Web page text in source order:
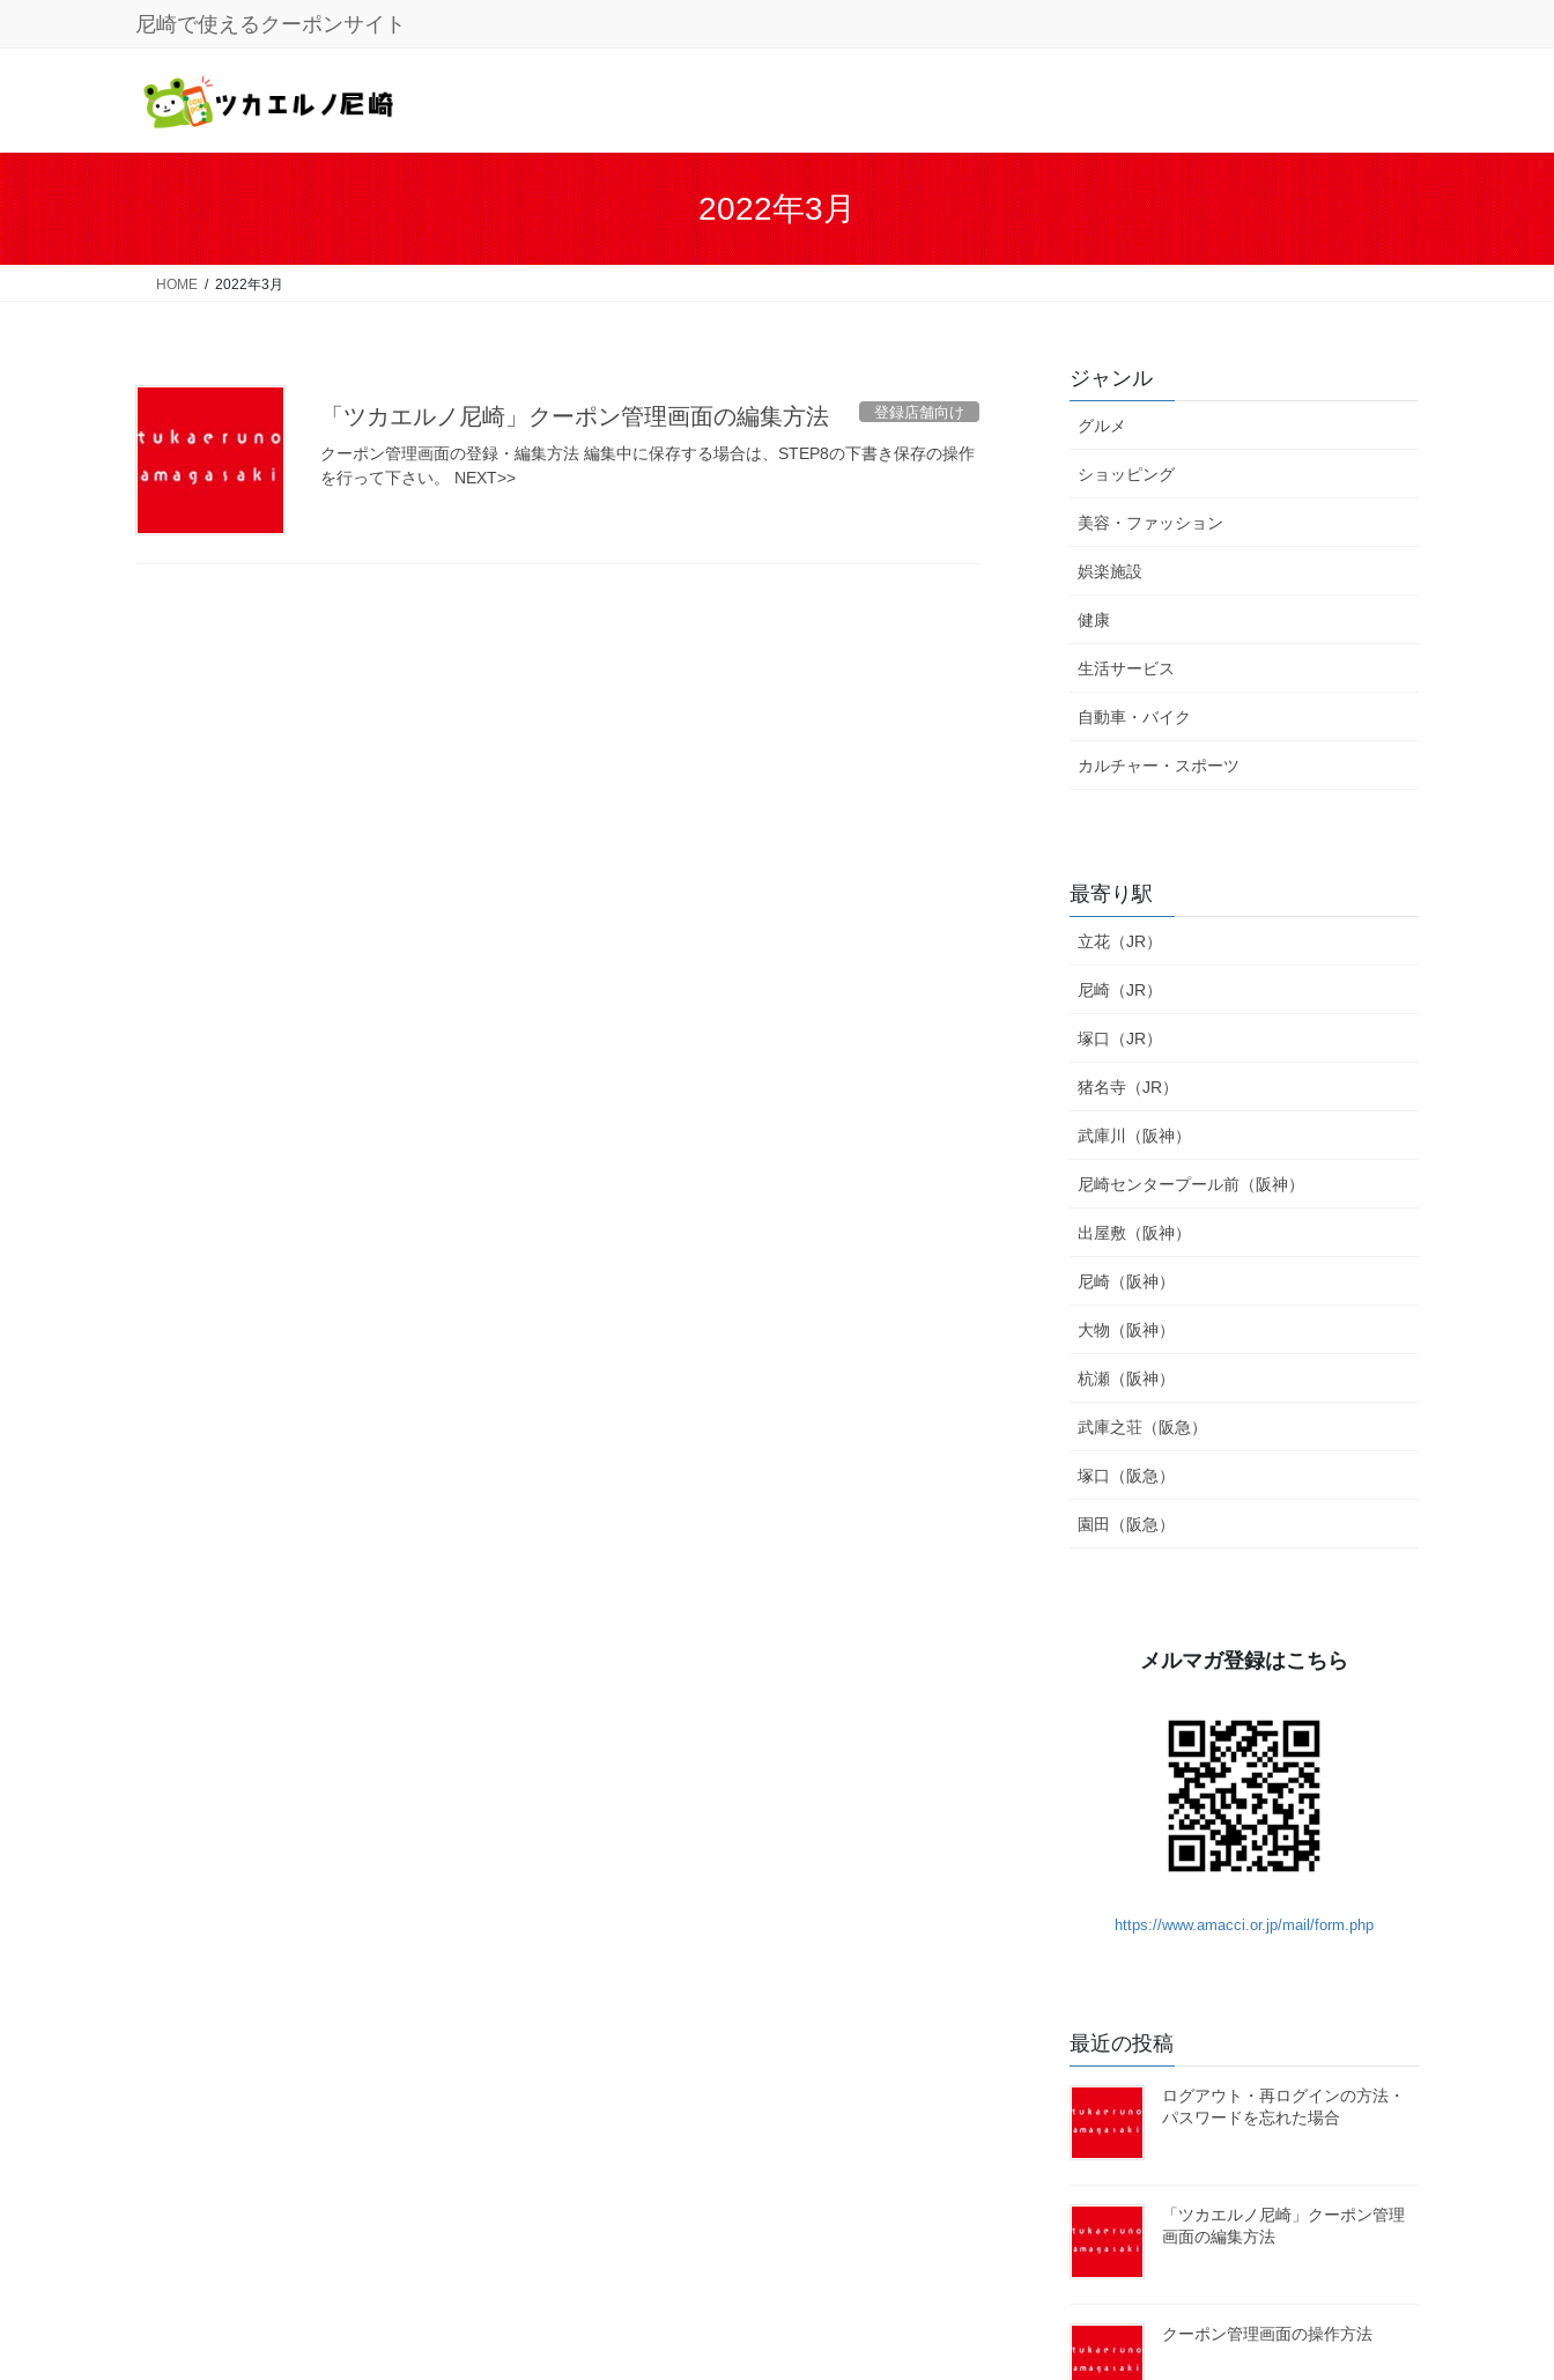
に
移
動
ョ
ン
に
移
動
尼崎で使えるクーポンサイト
2022年3月
HOME 2022年3月
登録店舗向け
「ツカエルノ尼崎」クーポン管理画面の編集方法
クーポン管理画面の登録・編集方法 編集中に保存する場合は、STEP8の下書き保存の操作
を行って下さい。 NEXT>>
ジャンル
グルメ
ショッピング
美容・ファッション
娯楽施設
健康
生活サービス
自動車・バイク
カルチャー・スポーツ
最寄り駅
立花（JR）
尼崎（JR）
塚口（JR）
猪名寺（JR）
武庫川（阪神）
尼崎センタープール前（阪神）
出屋敷（阪神）
尼崎（阪神）
大物（阪神）
杭瀬（阪神）
武庫之荘（阪急）
塚口（阪急）
園田（阪急）
メルマガ登録はこちら
https://www.amacci.or.jp/mail/form.php
最近の投稿
ログアウト・再ログインの方法・
パスワードを忘れた場合
「ツカエルノ尼崎」クーポン管理
画面の編集方法
クーポン管理画面の操作方法